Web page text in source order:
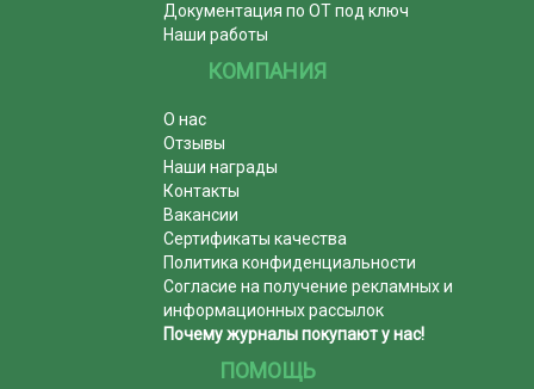
Документация по ОТ под ключ
Наши работы
КОМПАНИЯ
О нас
Отзывы
Наши награды
Контакты
Вакансии
Сертификаты качества
Политика конфиденциальности
Согласие на получение рекламных и
информационных рассылок
Почему журналы покупают у нас!
ПОМОЩЬ